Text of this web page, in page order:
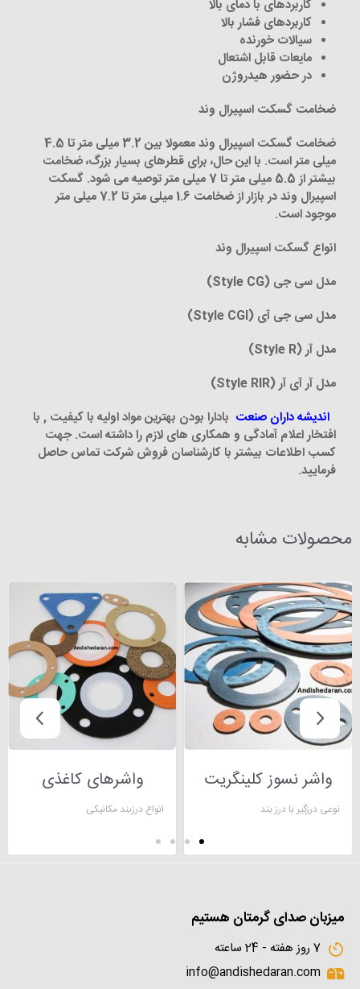
کاربردهای با دمای بالا
کاربردهای فشار بالا
سیالات خورنده
مایعات قابل اشتعال
در حضور هیدروژن
ضخامت گسکت اسپیرال وند
ضخامت گسکت اسپیرال وند معمولا بین 3.2 میلی متر تا 4.5
میلی متر است. با این حال، برای قطرهای بسیار بزرگ، ضخامت
بیشتر از 5.5 میلی متر تا 7 میلی متر توصیه می شود. گسکت
اسپیرال وند در بازار از ضخامت 1.6 میلی متر تا 7.2 میلی متر
موجود است.
انواع گسکت اسپیرال وند
مدل سی جی (Style CG)
مدل سی جی آی (Style CGI)
مدل آر(Style R)
مدل آر آی آر(Style RIR)
اندیشه داران صنعت بادارا بودن بهترین مواد اولیه با کیفیت , با
افتخار اعلام آمادگی و همکاری های لازم را داشته است. جهت
کسب اطلاعات بیشتر با کارشناسان فروش شرکت تماس حاصل
فرمایید.
محصولات مشابه
واشر نسوز کلینگریت
نوعی درزگیر با درز بند
واشرهای کاغذی
انواع درزبند مکانیکی
میزبان صدای گرمتان هستیم
7 روز هفته - 24 ساعته
info@andishedaran.com